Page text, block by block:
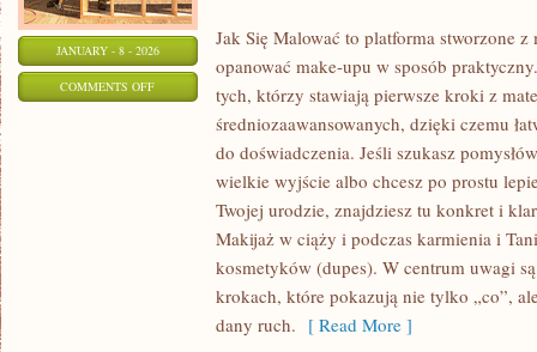
JANUARY - 8 - 2026
COMMENTS OFFON
KOLORYSTYCZNEGO
Jak Się Malować to platforma stworzone
opanować make-upu w sposób
tych, którzy stawiają pierwsze kroki z
średniozaawansowanych, dzięki czemu
do doświadczenia. Jeśli szukasz
wielkie wyjście albo chcesz po prostu
Twojej urodzie, znajdziesz tu konkret i
Makijaż w ciąży i podczas karmienia i
kosmetyków (dupes). W centrum uwagi
krokach, które pokazują nie tylko „co”,
dany ruch. [ Read More ]